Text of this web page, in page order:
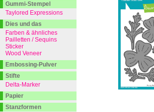
Gummi-Stempel
Taylored Expressions
Dies und das
Farben & ähnliches
Pailletten / Sequins
Sticker
Wood Veneer
Embossing-Pulver
Stifte
Delta-Marker
Papier
Stanzformen